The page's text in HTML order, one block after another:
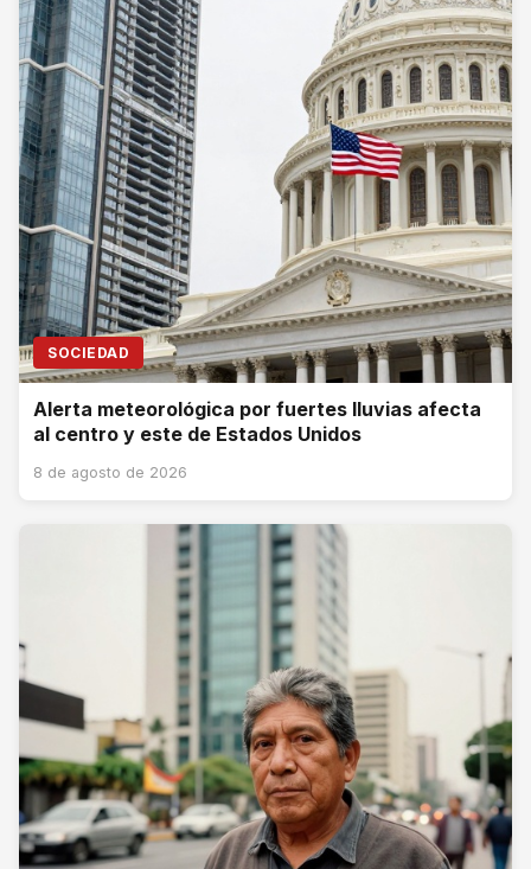
SOCIEDAD
Alerta meteorológica por fuertes lluvias afecta
al centro y este de Estados Unidos
8 de agosto de 2026